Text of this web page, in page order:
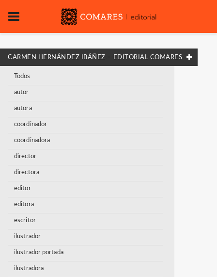
CARMEN HERNÁNDEZ IBÁÑEZ – EDITORIAL COMARES
Todos
autor
autora
coordinador
coordinadora
director
directora
editor
editora
escritor
ilustrador
ilustrador portada
ilustradora